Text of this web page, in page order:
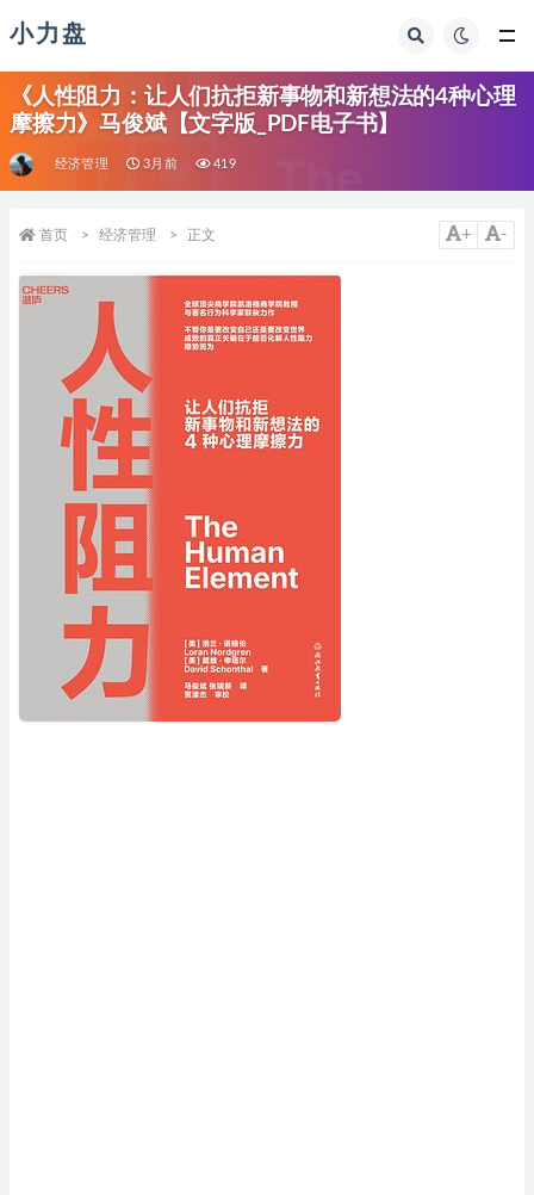
小力盘
《人性阻力：让人们抗拒新事物和新想法的4种心理
摩擦力》马俊斌【文字版_PDF电子书】
经济管理 3月前 419
+ -
首页 经济管理 正文